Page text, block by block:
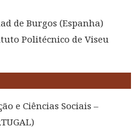
de Burgos (Espanha)
Politécnico de Viseu
e Ciências Sociais –